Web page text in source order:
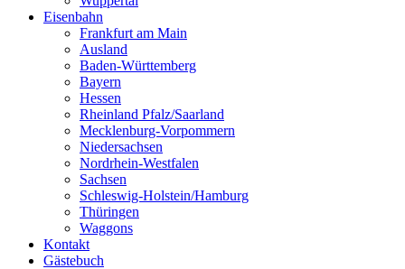
Eisenbahn
Frankfurt am Main
Ausland
Baden-Württemberg
Bayern
Hessen
Rheinland Pfalz/Saarland
Mecklenburg-Vorpommern
Niedersachsen
Nordrhein-Westfalen
Sachsen
Schleswig-Holstein/Hamburg
Thüringen
Waggons
Kontakt
Gästebuch